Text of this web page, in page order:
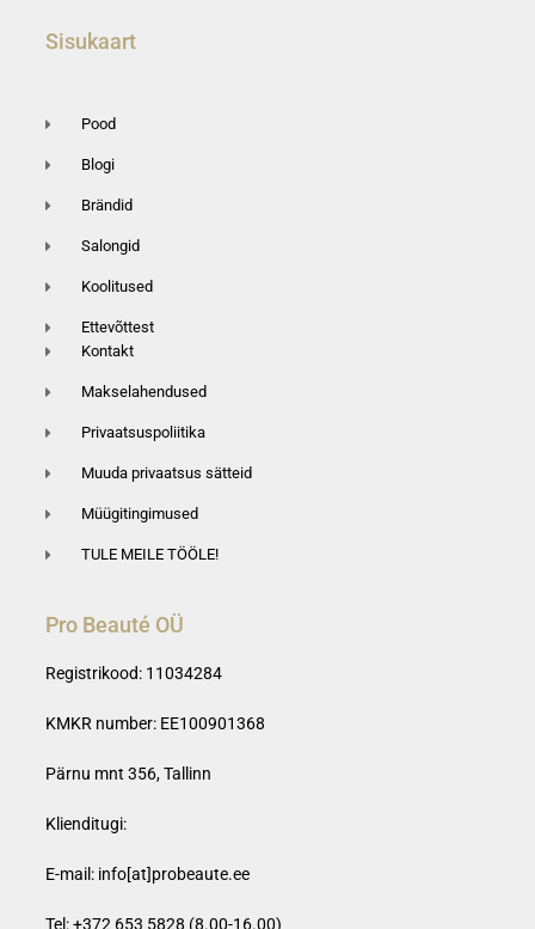
Sisukaart
Pood
Blogi
Brändid
Salongid
Koolitused
Ettevõttest
Kontakt
Makselahendused
Privaatsuspoliitika
Muuda privaatsus sätteid
Müügitingimused
TULE MEILE TÖÖLE!
Pro Beauté OÜ
Registrikood: 11034284
KMKR number: EE100901368
Pärnu mnt 356, Tallinn
Klienditugi:
E-mail: info[at]probeaute.ee
Tel: +372 653 5828 (8.00-16.00)